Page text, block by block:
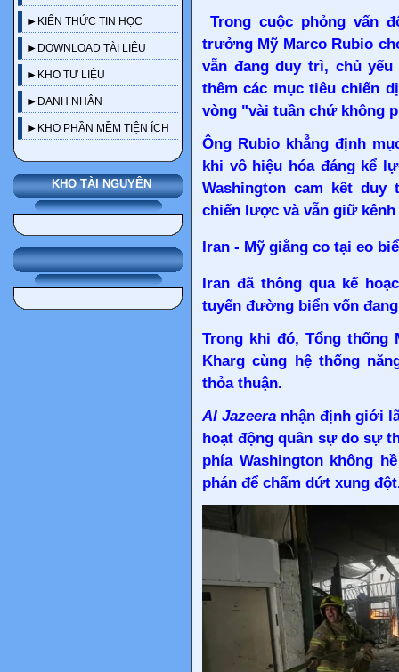
►KIẾN THỨC TIN HỌC
►DOWNLOAD TÀI LIỆU
►KHO TƯ LIỆU
►DANH NHÂN
►KHO PHẦN MỀM TIỆN ÍCH
KHO TÀI NGUYÊN
Trong cuộc phỏng vấn
trưởng Mỹ Marco Rubio
vẫn đang duy trì, chủ
thêm các mục tiêu chiến
vòng "vài tuần chứ không
Ông Rubio khẳng định
khi vô hiệu hóa đáng kể
Washington cam kết
chiến lược và vẫn giữ
Iran - Mỹ giằng co tại eo
Iran đã thông qua kế
tuyến đường biển vốn
Trong khi đó, Tổng thống
Kharg cùng hệ thống
thỏa thuận.
Al Jazeera nhận định giới
hoạt động quân sự do sự
phía Washington không
phán để chấm dứt xung